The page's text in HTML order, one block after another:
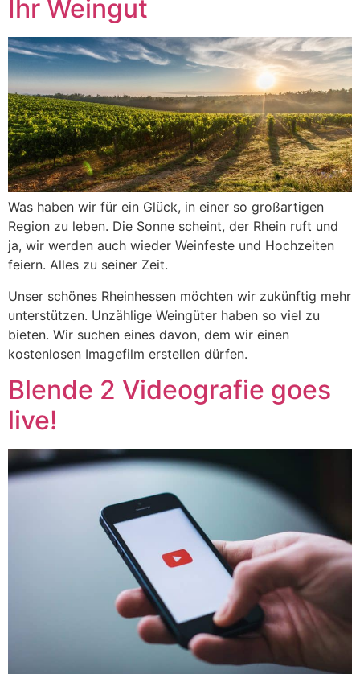
Ihr Weingut
Was haben wir für ein Glück, in einer so großartigen
Region zu leben. Die Sonne scheint, der Rhein ruft und
ja, wir werden auch wieder Weinfeste und Hochzeiten
feiern. Alles zu seiner Zeit.
Unser schönes Rheinhessen möchten wir zukünftig mehr
unterstützen. Unzählige Weingüter haben so viel zu
bieten. Wir suchen eines davon, dem wir einen
kostenlosen Imagefilm erstellen dürfen.
Blende 2 Videografie goes
live!